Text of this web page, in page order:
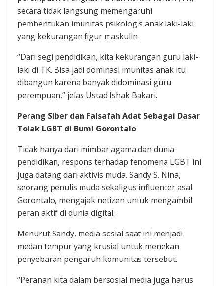
secara tidak langsung memengaruhi
pembentukan imunitas psikologis anak laki-laki
yang kekurangan figur maskulin.
“Dari segi pendidikan, kita kekurangan guru laki-
laki di TK. Bisa jadi dominasi imunitas anak itu
dibangun karena banyak didominasi guru
perempuan,” jelas Ustad Ishak Bakari.
Perang Siber dan Falsafah Adat Sebagai Dasar
Tolak LGBT di Bumi Gorontalo
Tidak hanya dari mimbar agama dan dunia
pendidikan, respons terhadap fenomena LGBT ini
juga datang dari aktivis muda. Sandy S. Nina,
seorang penulis muda sekaligus influencer asal
Gorontalo, mengajak netizen untuk mengambil
peran aktif di dunia digital.
Menurut Sandy, media sosial saat ini menjadi
medan tempur yang krusial untuk menekan
penyebaran pengaruh komunitas tersebut.
“Peranan kita dalam bersosial media juga harus